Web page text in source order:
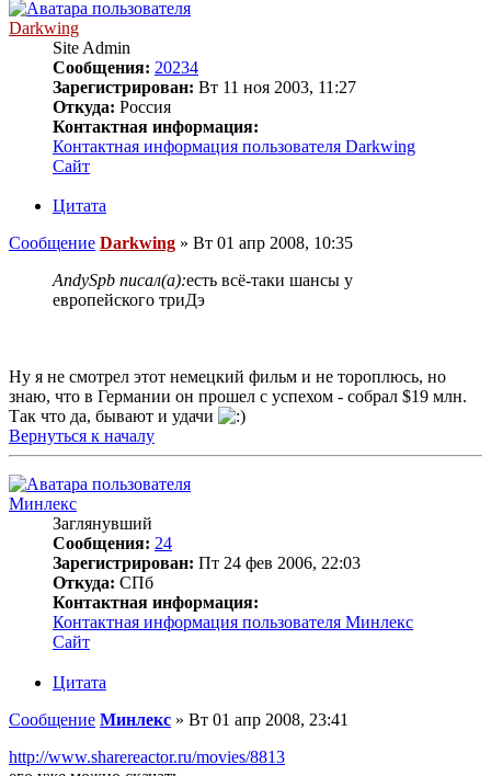
Darkwing
Site Admin
Сообщения: 20234
Зарегистрирован: Вт 11 ноя 2003, 11:27
Откуда: Россия
Контактная информация:
Контактная информация пользователя Darkwing
Сайт
Цитата
Сообщение Darkwing » Вт 01 апр 2008, 10:35
AndySpb писал(а):есть всё-таки шансы у
европейского триДэ
Ну я не смотрел этот немецкий фильм и не тороплюсь, но
знаю, что в Германии он прошел с успехом - собрал $19 млн.
Так что да, бывают и удачи
Вернуться к началу
Минлекс
Заглянувший
Сообщения: 24
Зарегистрирован: Пт 24 фев 2006, 22:03
Откуда: СПб
Контактная информация:
Контактная информация пользователя Минлекс
Сайт
Цитата
Сообщение Минлекс » Вт 01 апр 2008, 23:41
http://www.sharereactor.ru/movies/8813